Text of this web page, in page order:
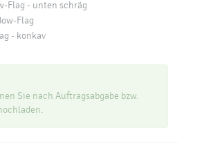
Flag - unten schräg
Flag
- konkav
Sie nach Auftragsabgabe bzw.